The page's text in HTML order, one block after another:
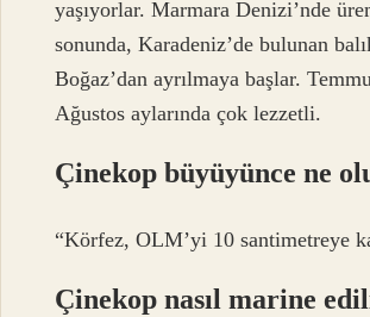
yaşıyorlar. Marmara Denizi’nde
sonunda, Karadeniz’de bulunan
Boğaz’dan ayrılmaya başlar.
Ağustos aylarında çok lezzetli.
Çinekop büyüyünce ne
“Körfez, OLM’yi 10 santimetreye
Çinekop nasıl marine